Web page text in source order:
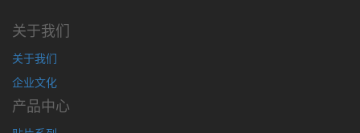
关于我们
关于我们
企业文化
产品中心